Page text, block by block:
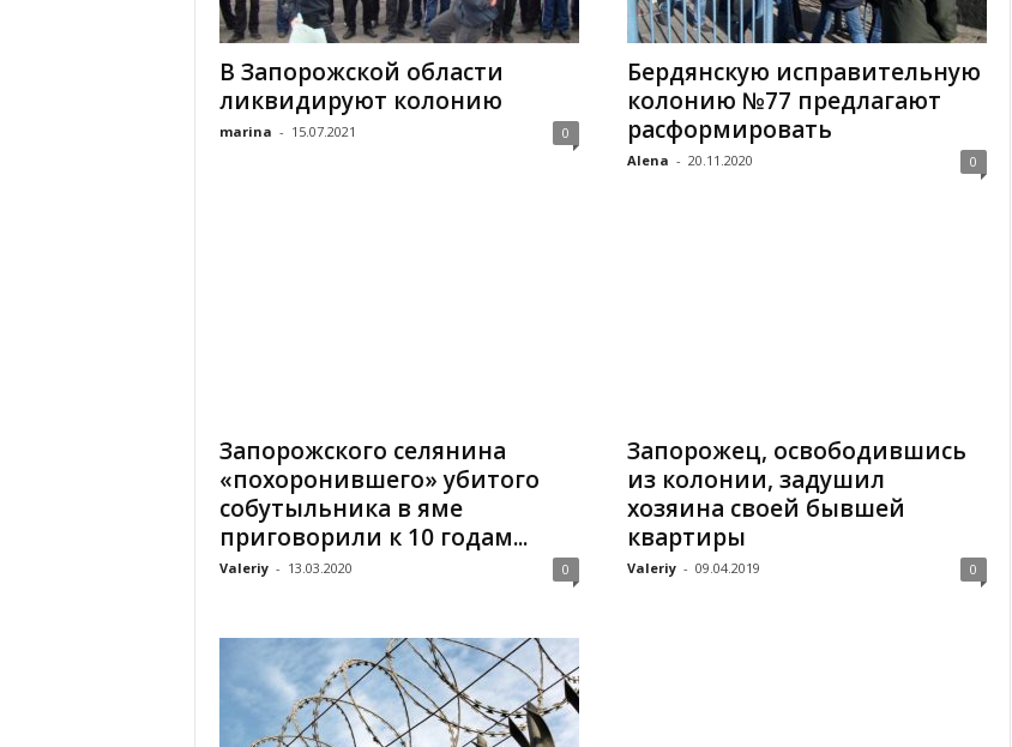
В Запорожской области
ликвидируют колонию
marina - 15.07.2021 0
Бердянскую исправительную
колонию №77 предлагают
расформировать
Alena - 20.11.2020 0
Запорожского селянина
«похоронившего» убитого
собутыльника в яме
приговорили к 10 годам...
Valeriy - 13.03.2020 0
Запорожец, освободившись
из колонии, задушил
хозяина своей бывшей
квартиры
Valeriy - 09.04.2019 0